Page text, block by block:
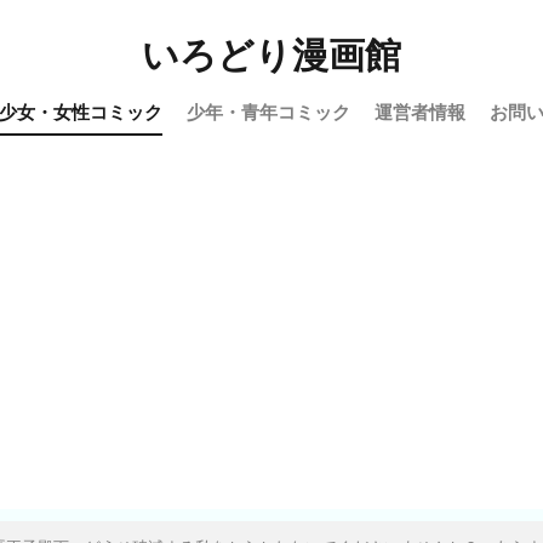
いろどり漫画館
少女・女性コミック 少年・青年コミック 運営者情報 お問